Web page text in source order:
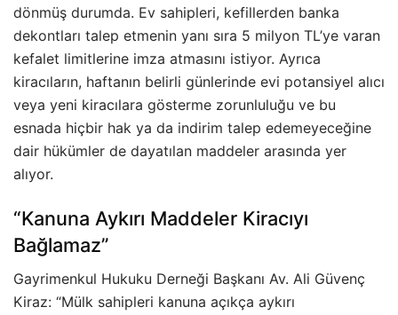
dönmüş durumda. Ev sahipleri, kefillerden banka
dekontları talep etmenin yanı sıra 5 milyon TL’ye varan
kefalet limitlerine imza atmasını istiyor. Ayrıca
kiracıların, haftanın belirli günlerinde evi potansiyel alıcı
veya yeni kiracılara gösterme zorunluluğu ve bu
esnada hiçbir hak ya da indirim talep edemeyeceğine
dair hükümler de dayatılan maddeler arasında yer
alıyor.
“Kanuna Aykırı Maddeler Kiracıyı
Bağlamaz”
Gayrimenkul Hukuku Derneği Başkanı Av. Ali Güvenç
Kiraz: “Mülk sahipleri kanuna açıkça aykırı